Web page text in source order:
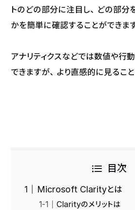
トのどの部分に注目し、どの部分
かを簡単に確認することができます
アナリティクスなどでは数値や行
できますが、より直感的に見ること
目次
Microsoft Clarityとは
Clarityのメリットは